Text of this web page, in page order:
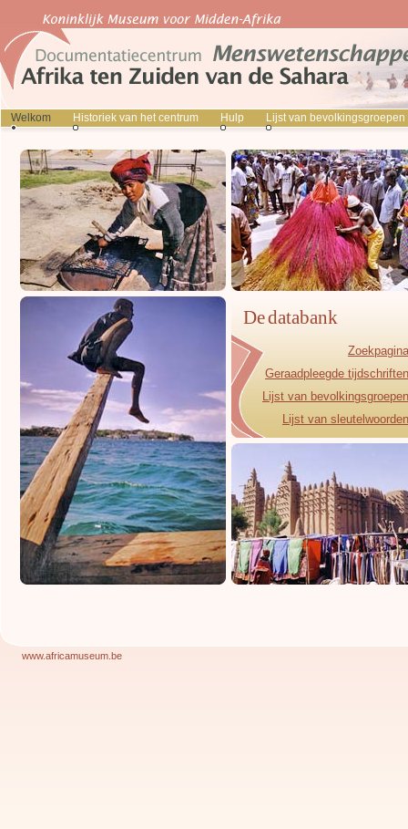
Welkom Historiek van het centrum Hulp Lijst van bevolkingsgroepen
De databank
Zoekpagina
Geraadpleegde tijdschriften
Lijst van bevolkingsgroepen
Lijst van sleutelwoorden
www.africamuseum.be